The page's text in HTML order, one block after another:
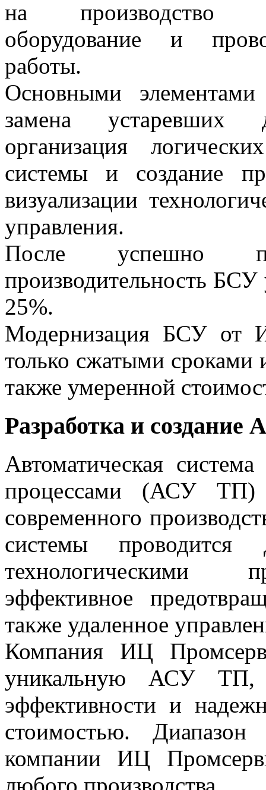
на производство
оборудование и
работы.
Основными
замена устаревших
организация
системы и создание
визуализации
управления.
После успешно
производительность БСУ
25%.
Модернизация БСУ от
только сжатыми сроками
также умеренной
Разработка и
Автоматическая
процессами (АСУ ТП)
современного
системы проводится
технологическими
эффективное
также удаленное
Компания ИЦ
уникальную АСУ ТП,
эффективности и
стоимостью.
компании ИЦ